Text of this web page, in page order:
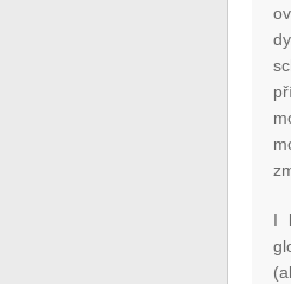
I